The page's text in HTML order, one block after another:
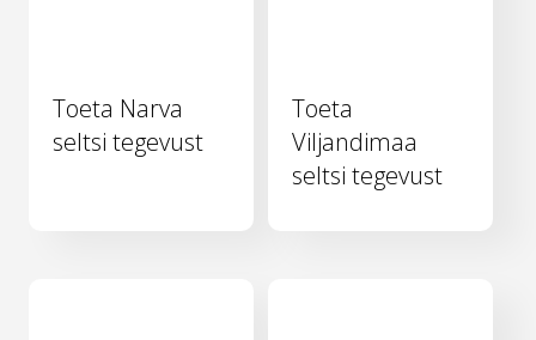
Toeta Narva
seltsi tegevust
Toeta
Viljandimaa
seltsi tegevust